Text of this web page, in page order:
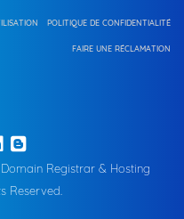
POLITIQUE DE CONFIDENTIALITÉ
FAIRE UNE RÉCLAMATION
Registrar & Hosting
Reserved.